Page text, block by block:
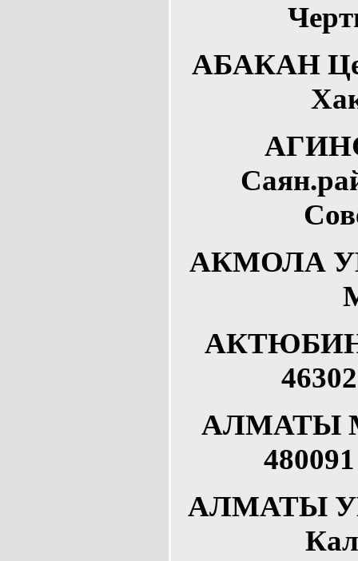
АБАКАН
АКМОЛА
АЛМАТЫ
АЛМАТЫ